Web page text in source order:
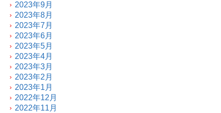
2023年9月
2023年8月
2023年7月
2023年6月
2023年5月
2023年4月
2023年3月
2023年2月
2023年1月
2022年12月
2022年11月